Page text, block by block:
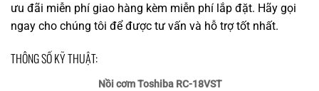
ưu đãi miễn phí giao hàng kèm miễn phí lắp đặt. Hãy gọi
ngay cho chúng tôi để được tư vấn và hỗ trợ tốt nhất.
THÔNG SỐ KỸ THUẬT:
Nồi cơm Toshiba RC-18VST